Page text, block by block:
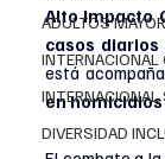
ADULTOS
INTERNACIONAL
INTERNACIONAL
DIVERSIDAD
Alto Impacto
casos
está
en